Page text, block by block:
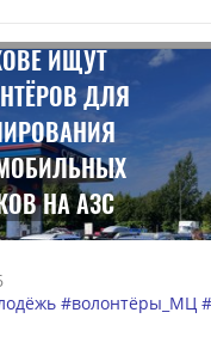
ИЩУТ
ДЛЯ
НА АЗС
#волонтёры_МЦ